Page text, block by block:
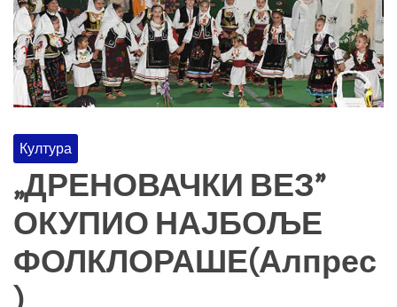
Култура
„ДРЕНОВАЧКИ ВЕЗ”
ОКУПИО НАЈБОЉЕ
ФОЛКЛОРАШЕ(Алпрес